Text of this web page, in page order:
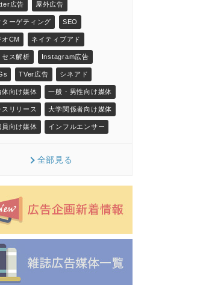
広告 屋外広告
ターゲティング SEO
オCM ネイティブアド
セス解析 Instagram広告
TVer広告 シネアド
体向け媒体 一般・男性向け媒体
スリリース 大学関係者向け媒体
員向け媒体 インフルエンサー
全部見る